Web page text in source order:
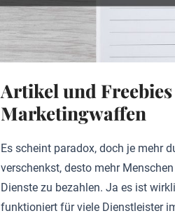
Artikel und
Marketingwaffen
Es scheint paradox, doch je mehr
verschenkst, desto mehr
Dienste zu bezahlen. Ja es ist
funktioniert für viele Dienstleister